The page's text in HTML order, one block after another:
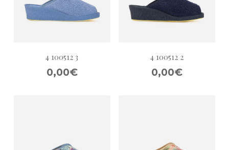
4 100512 3
0,00€
4 100512 2
0,00€